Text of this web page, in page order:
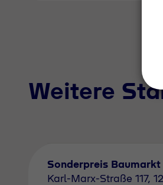
Weitere
Sonderpreis
Karl-Marx-Straße 117,